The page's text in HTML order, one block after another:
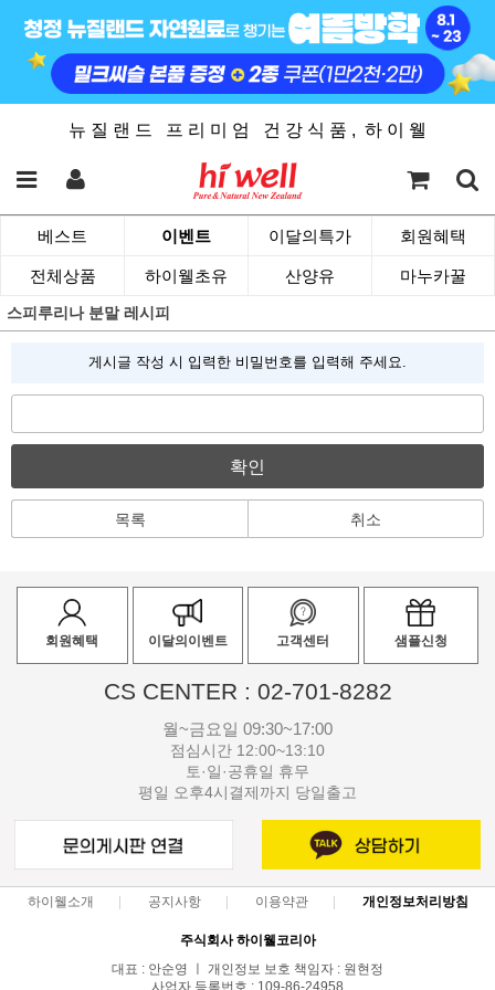
뉴 질 랜 드 프 리 미 엄 건 강 식 품 , 하 이 웰
베스트 이벤트 이달의특가 회원혜택
전체상품 하이웰초유 산양유 마누카꿀
스피루리나 분말 레시피
게시글 작성 시 입력한 비밀번호를 입력해 주세요.
확인
목록 취소
회원혜택 이달의이벤트 고객센터 샘플신청
CS CENTER : 02-701-8282
월~금요일 09:30~17:00
점심시간 12:00~13:10
토·일·공휴일 휴무
평일 오후4시결제까지 당일출고
하이웰소개 공지사항 이용약관 개인정보처리방침
주식회사 하이웰코리아
대표 : 안순영 ㅣ 개인정보 보호 책임자 : 원현정
사업자 등록번호 : 109-86-24958